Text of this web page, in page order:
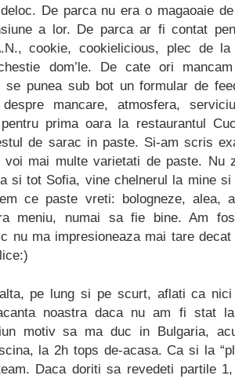
De parca nu era o magaoaie
a lor. De parca ar fi contat
cookie, cookielicious, plec de
dom’le. De cate ori
se punea sub bot un formular de
despre mancare, atmosfera,
prima oara la restaurantul
de sarac in paste. Si-am scris
mai multe varietati de paste. Nu
si tot Sofia, vine chelnerul la mine
ce paste vreti: bologneze, alea,
meniu, numai sa fie bine. Am
nu ma impresioneaza mai tare
pe lung si pe scurt, aflati ca
noastra daca nu am fi stat
motiv sa ma duc in Bulgaria,
la 2h tops de-acasa. Ca si la
Daca doriti sa revedeti partile